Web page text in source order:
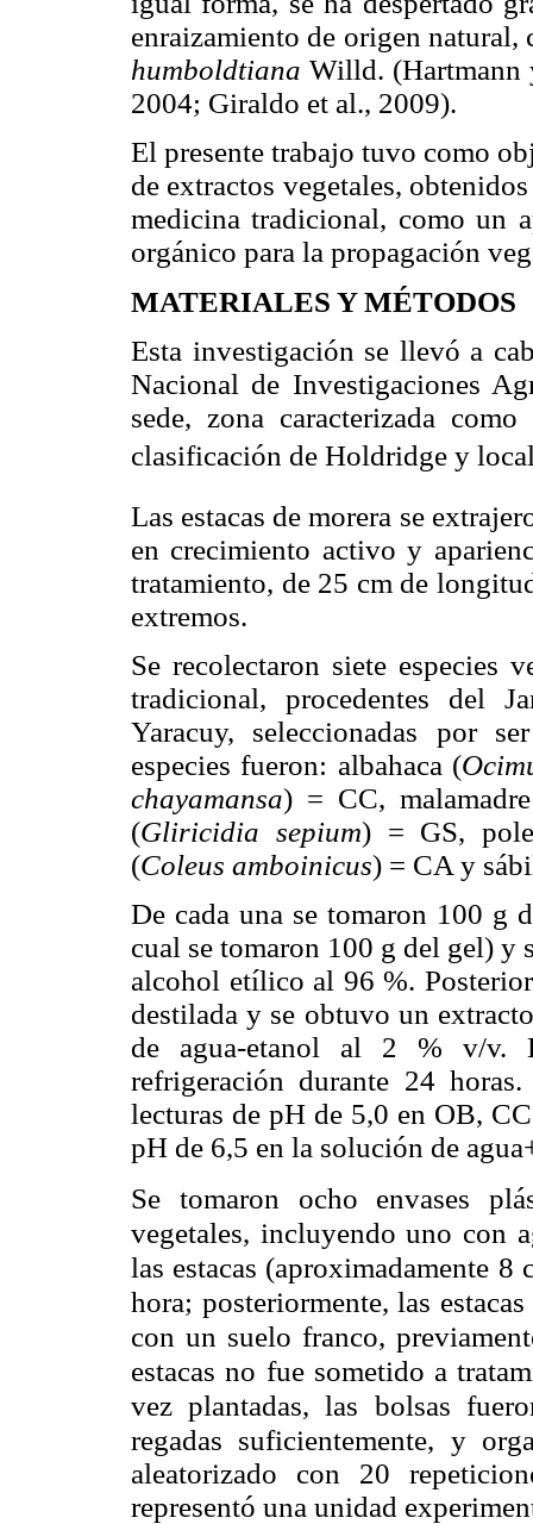
enraizamiento de origen
humboldtiana Willd. (Hartmann
2004; Giraldo et al., 2009).
El presente trabajo tuvo como
de extractos vegetales,
medicina tradicional, como un
orgánico para la propagación
MATERIALES Y MÉTODOS
Esta investigación se llevó a
Nacional de Investigaciones
sede, zona caracterizada
clasificación de Holdridge y
Las estacas de morera se
en crecimiento activo y
tratamiento, de 25 cm de
extremos.
Se recolectaron siete especies
tradicional, procedentes del
Yaracuy, seleccionadas por
especies fueron: albahaca (
chayamansa) = CC,
(Gliricidia sepium) = GS,
(Coleus amboinicus) = CA y
De cada una se tomaron 100 g
cual se tomaron 100 g del
alcohol etílico al 96 %.
destilada y se obtuvo un
de agua-etanol al 2 % v/v.
refrigeración durante 24
lecturas de pH de 5,0 en OB,
pH de 6,5 en la solución de
Se tomaron ocho envases
vegetales, incluyendo uno con
las estacas (aproximadamente
hora; posteriormente, las
con un suelo franco,
estacas no fue sometido a
vez plantadas, las bolsas
regadas suficientemente, y
aleatorizado con 20
representó una unidad